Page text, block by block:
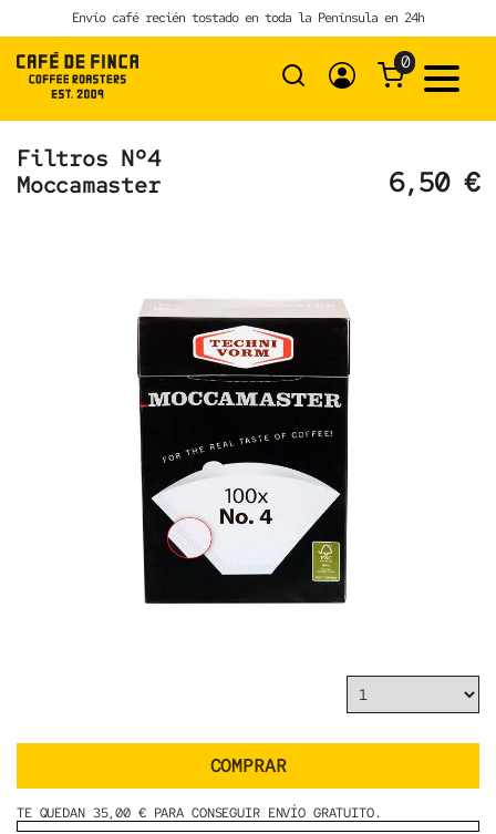
to
content
Envío café recién tostado en toda la Península en 24h
0
Filtros Nº4
Moccamaster
6,50€
COMPRAR
TE QUEDAN 35,00 € PARA CONSEGUIR ENVÍO GRATUITO.